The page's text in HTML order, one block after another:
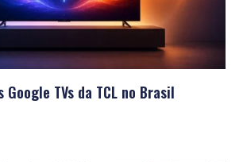
Google TVs da TCL no Brasil